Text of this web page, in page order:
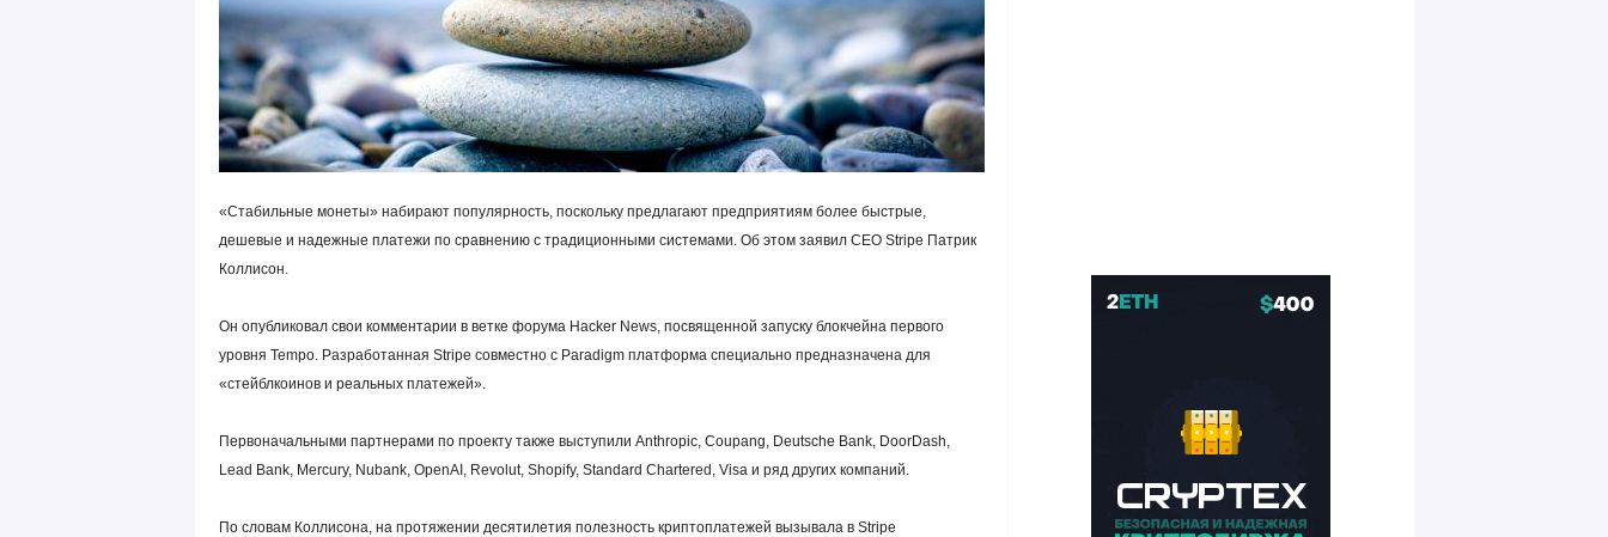
«Стабильные монеты» набирают популярность, поскольку предлагают предприятиям более быстрые,
дешевые и надежные платежи по сравнению с традиционными системами. Об этом заявил CEO Stripe Патрик
Коллисон.
Он опубликовал свои комментарии в ветке форума Hacker News, посвященной запуску блокчейна первого
уровня Tempo. Разработанная Stripe совместно с Paradigm платформа специально предназначена для
«стейблкоинов и реальных платежей».
Первоначальными партнерами по проекту также выступили Anthropic, Coupang, Deutsche Bank, DoorDash,
Lead Bank, Mercury, Nubank, OpenAI, Revolut, Shopify, Standard Chartered, Visa и ряд других компаний.
По словам Коллисона, на протяжении десятилетия полезность криптоплатежей вызывала в Stripe